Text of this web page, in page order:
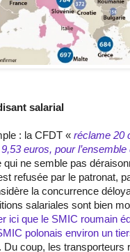
salarial
: la CFDT « réclame 20
euros, pour
qui ne semble pas
refusée par le patronat,
la concurrence
salariales sont bien
ici que le SMIC roumain
polonais environ un
Du coup, les transporteurs